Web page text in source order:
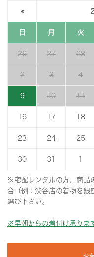
«
日 月 火
26 27 28
2 3 4
9 10 11
16 17 18
23 24 25
30 31
※宅配レンタルの方、商品
合（例：渋谷店の着物を銀
選び下さい。
※早朝からの着付け承りま